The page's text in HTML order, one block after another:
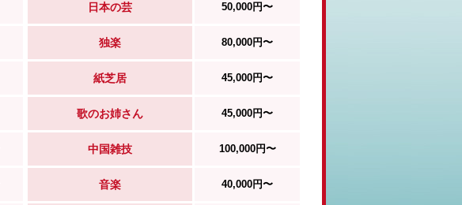
日本の芸 50,000円〜
独楽 80,000円〜
紙芝居 45,000円〜
歌のお姉さん 45,000円〜
中国雑技 100,000円〜
音楽 40,000円〜